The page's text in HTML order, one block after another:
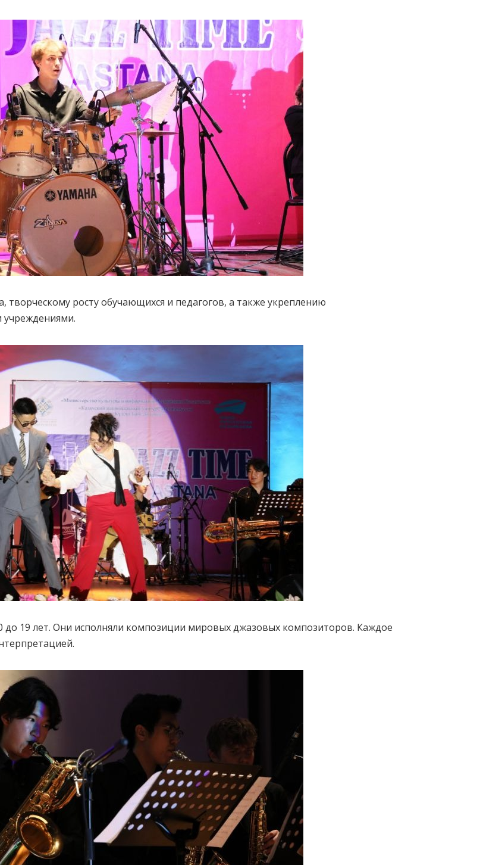
творческому росту обучающихся и педагогов, а также укреплению
учреждениями.
до 19 лет. Они исполняли композиции мировых джазовых композиторов. Каждое